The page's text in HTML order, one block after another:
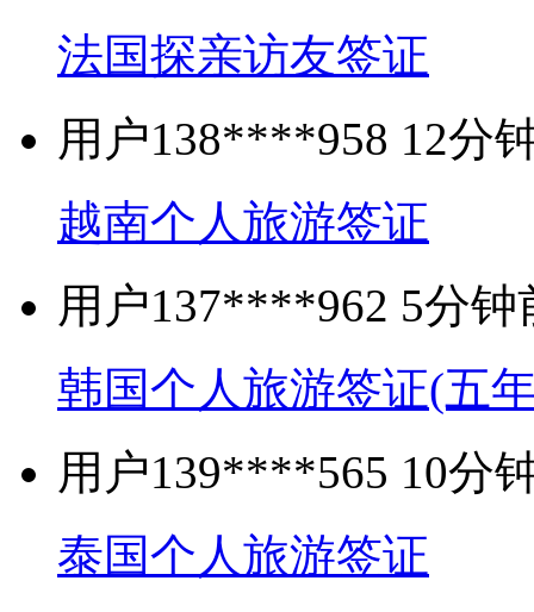
法国探亲访友签证
用户138****958 12分
越南个人旅游签证
用户137****962 5分钟
韩国个人旅游签证(五
用户139****565 10分
泰国个人旅游签证